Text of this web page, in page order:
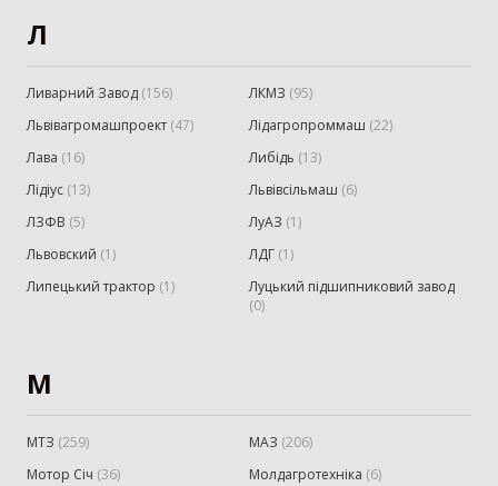
Л
Ливарний Завод (156) ЛКМЗ (95)
Львівагромашпроект (47) Лідагропроммаш (22)
Лава (16) Либідь (13)
Лідіус (13) Львівсільмаш (6)
ЛЗФВ (5) ЛуАЗ (1)
Львовский (1) ЛДГ (1)
Липецький трактор (1)
Луцький підшипниковий завод
(0)
М
МТЗ (259) МАЗ (206)
Мотор Січ (36) Молдагротехніка (6)